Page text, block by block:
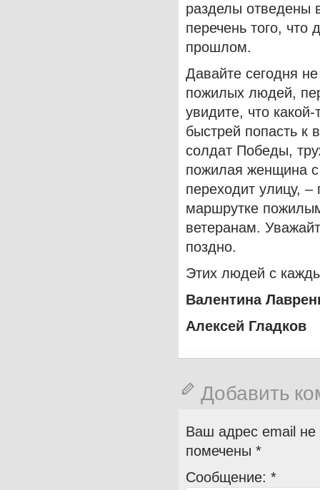
разделы отведены
перечень того, что
прошлом.
Давайте сегодня
пожилых людей,
увидите, что
быстрей попасть к
солдат Победы,
пожилая женщина
переходит улицу,
маршрутке
ветеранам.
поздно.
Этих людей с
Валентина
Алексей Гладков
Добавить
Ваш адрес email не
помечены *
Сообщение: *